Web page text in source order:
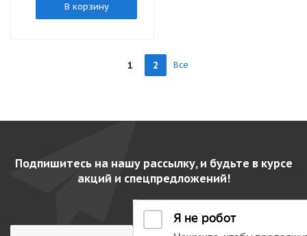
В корзину
1 2 Все
Подпишитесь на нашу рассылку, и будьте в курсе
акций и спецпредложений!